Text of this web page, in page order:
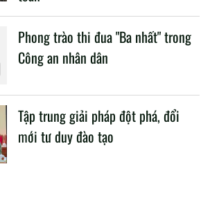
Phong trào thi đua "Ba nhất" trong
Công an nhân dân
Tập trung giải pháp đột phá, đổi
mới tư duy đào tạo